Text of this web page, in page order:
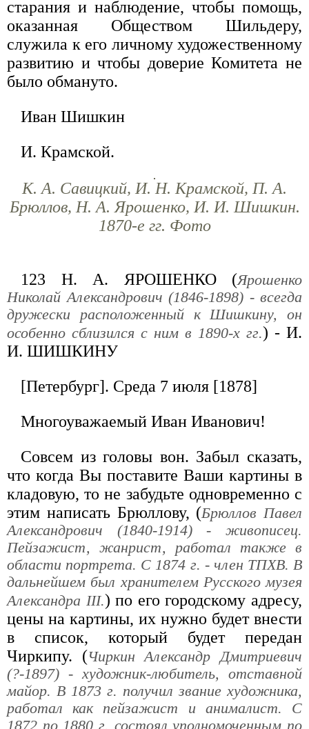
старания и наблюдение, чтобы помощь,
оказанная Обществом Шильдеру,
служила к его личному художественному
развитию и чтобы доверие Комитета не
было обмануто.
Иван Шишкин
И. Крамской.
К. А. Савицкий, И. Н. Крамской, П. А.
Брюллов, Н. А. Ярошенко, И. И. Шишкин.
1870-е гг. Фото
123 Н. А. ЯРОШЕНКО (Ярошенко
Николай Александрович (1846-1898) - всегда
дружески расположенный к Шишкину, он
особенно сблизился с ним в 1890-х гг.) - И.
И. ШИШКИНУ
[Петербург]. Среда 7 июля [1878]
Многоуважаемый Иван Иванович!
Совсем из головы вон. Забыл сказать,
что когда Вы поставите Ваши картины в
кладовую, то не забудьте одновременно с
этим написать Брюллову, (Брюллов Павел
Александрович (1840-1914) - живописец.
Пейзажист, жанрист, работал также в
области портрета. С 1874 г. - член ТПХВ. В
дальнейшем был хранителем Русского музея
Александра III.) по его городскому адресу,
цены на картины, их нужно будет внести
в список, который будет передан
Чиркипу. (Чиркин Александр Дмитриевич
(?-1897) - художник-любитель, отставной
майор. В 1873 г. получил звание художника,
работал как пейзажист и анималист. С